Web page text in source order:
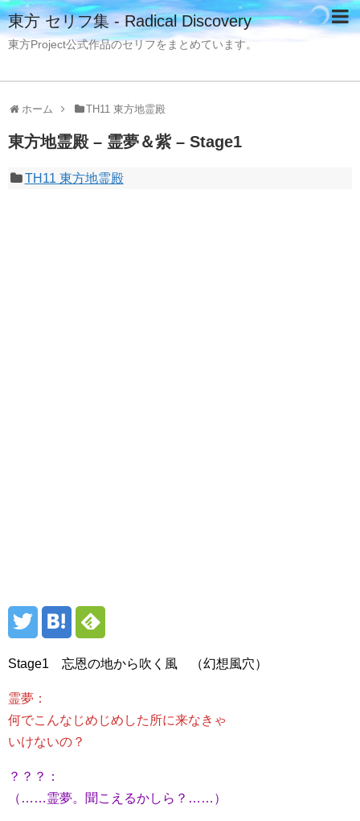
東方 セリフ集 - Radical Discovery
東方Project公式作品のセリフをまとめています。
ホーム TH11 東方地霊殿
東方地霊殿 – 霊夢＆紫 – Stage1
TH11 東方地霊殿
Stage1 忘恩の地から吹く風 （幻想風穴）
霊夢：
何でこんなじめじめした所に来なきゃ
いけないの？
？？？：
（……霊夢。聞こえるかしら？……）